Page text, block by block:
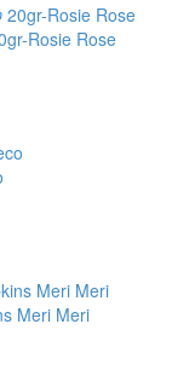
Rosie Rose
Meri Meri